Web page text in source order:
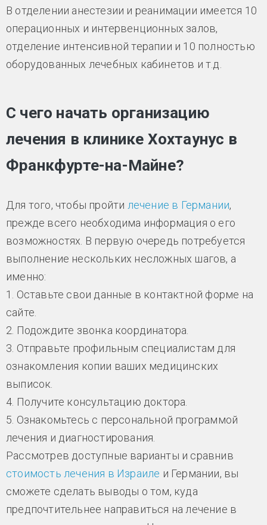
В отделении анестезии и реанимации имеется 10
операционных и интервенционных залов,
отделение интенсивной терапии и 10 полностью
оборудованных лечебных кабинетов и т.д.
С чего начать организацию
лечения в клинике Хохтаунус в
Франкфурте-на-Майне?
Для того, чтобы пройти лечение в Германии,
прежде всего необходима информация о его
возможностях. В первую очередь потребуется
выполнение нескольких несложных шагов, а
именно:
1. Оставьте свои данные в контактной форме на
сайте.
2. Подождите звонка координатора.
3. Отправьте профильным специалистам для
ознакомления копии ваших медицинских
выписок.
4. Получите консультацию доктора.
5. Ознакомьтесь с персональной программой
лечения и диагностирования.
Рассмотрев доступные варианты и сравнив
стоимость лечения в Израиле и Германии, вы
сможете сделать выводы о том, куда
предпочтительнее направиться на лечение в